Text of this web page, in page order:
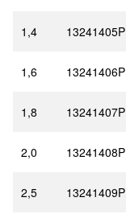
1,4 13241405P
1,6 13241406P
1,8 13241407P
2,0 13241408P
2,5 13241409P